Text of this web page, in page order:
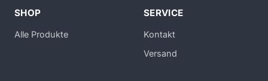
SHOP
Alle Produkte
SERVICE
Kontakt
Versand